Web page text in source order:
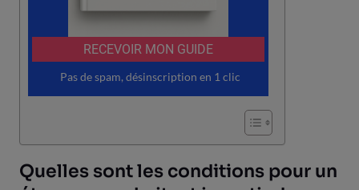
Quelles sont les conditions pour un